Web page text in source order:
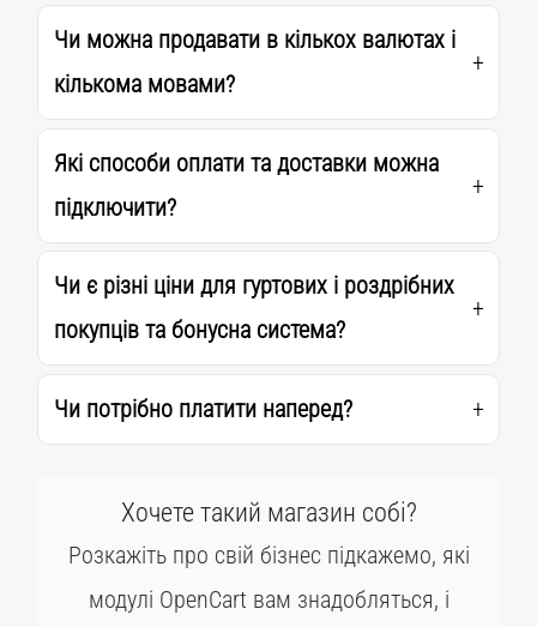
Чи можна продавати в кількох валютах і
кількома мовами?
Які способи оплати та доставки можна
підключити?
Чи є різні ціни для гуртових і роздрібних
покупців та бонусна система?
Чи потрібно платити наперед?
Хочете такий магазин собі?
Розкажіть про свій бізнес підкажемо, які
модулі OpenCart вам знадобляться, і